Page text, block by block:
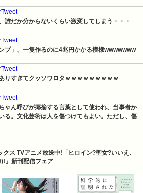
誰だか分からないくらい激変してしまう・・・
プ」、一隻作るのに4兆円かかる模様wwwwwww
りすぎてクッソワロタｗｗｗｗｗｗｗｗｗ
ゃん呼びが揶揄する言葉として使われ、当事者か
る。文化芸術は人を傷つけてもよい。ただし、傷
ス TVアニメ放送中!「ヒロイン?聖女?いいえ、
」新刊配信フェア